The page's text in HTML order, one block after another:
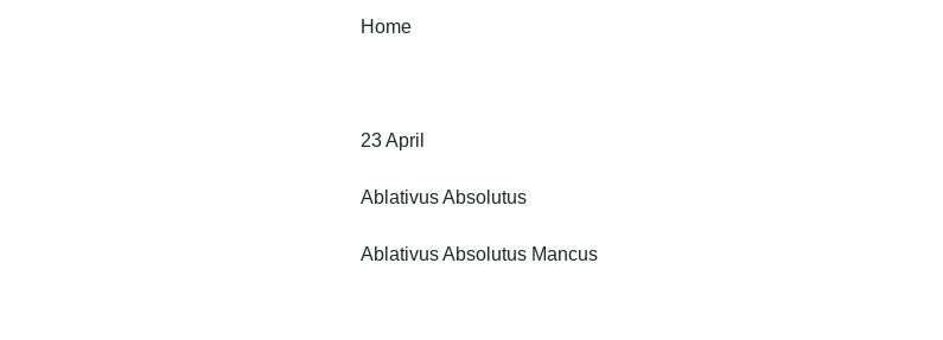
Home
23 April
Ablativus Absolutus
Ablativus Absolutus Mancus